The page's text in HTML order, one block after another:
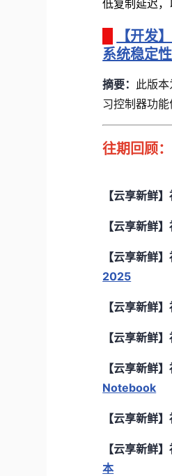
低复制延迟
【开发
系统稳定
摘要： 此版
习控制器功
往期回顾：
【云享新鲜
【云享新鲜
【云享新鲜
2025
【云享新鲜
【云享新鲜
【云享新鲜
Notebook
【云享新鲜
【云享新鲜
本